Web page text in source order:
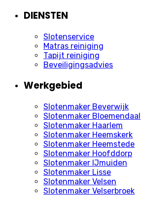
DIENSTEN
Slotenservice
Matras reiniging
Tapijt reiniging
Beveiligingsadvies
Werkgebied
Slotenmaker Beverwijk
Slotenmaker Bloemendaal
Slotenmaker Haarlem
Slotenmaker Heemskerk
Slotenmaker Heemstede
Slotenmaker Hoofddorp
Slotenmaker IJmuiden
Slotenmaker Lisse
Slotenmaker Velsen
Slotenmaker Velserbroek